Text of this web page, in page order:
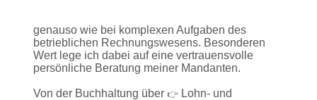
genauso wie bei komplexen Aufgaben des
betrieblichen Rechnungswesens. Besonderen
Wert lege ich dabei auf eine vertrauensvolle
persönliche Beratung meiner Mandanten.
Von der Buchhaltung über👉 Lohn- und